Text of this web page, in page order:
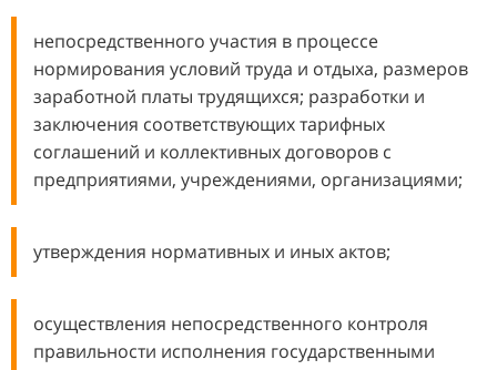
непосредственного участия в процессе
нормирования условий труда и отдыха, размеров
заработной платы трудящихся; разработки и
заключения соответствующих тарифных
соглашений и коллективных договоров с
предприятиями, учреждениями, организациями;
утверждения нормативных и иных актов;
осуществления непосредственного контроля
правильности исполнения государственными